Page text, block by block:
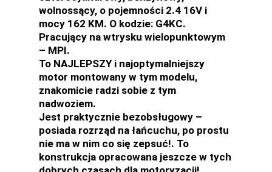
wolnossący, o pojemności 2.4 16V i
mocy 162 KM. O kodzie: G4KC.
Pracujący na wtrysku wielopunktowym
– MPI.
To NAJLEPSZY i najoptymalniejszy
motor montowany w tym modelu,
znakomicie radzi sobie z tym
nadwoziem.
Jest praktycznie bezobsługowy –
posiada rozrząd na łańcuchu, po prostu
nie ma w nim co się zepsuć!. To
konstrukcja opracowana jeszcze w tych